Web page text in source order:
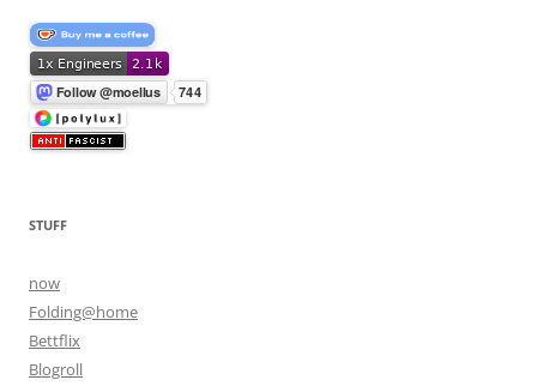
STUFF
now
Folding@home
Bettflix
Blogroll